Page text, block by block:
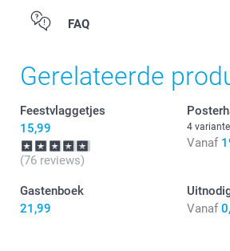
De Posterhanger is verkrijgbaar in 2
Hout.
Elk houten latje is +- 2 cm hoog
Touwtje om op te hangen is
FAQ
Gerelateerde
Feestvlaggetjes
15,99
(76 reviews)
4
Vanaf
Gastenboek
21,99
Vanaf